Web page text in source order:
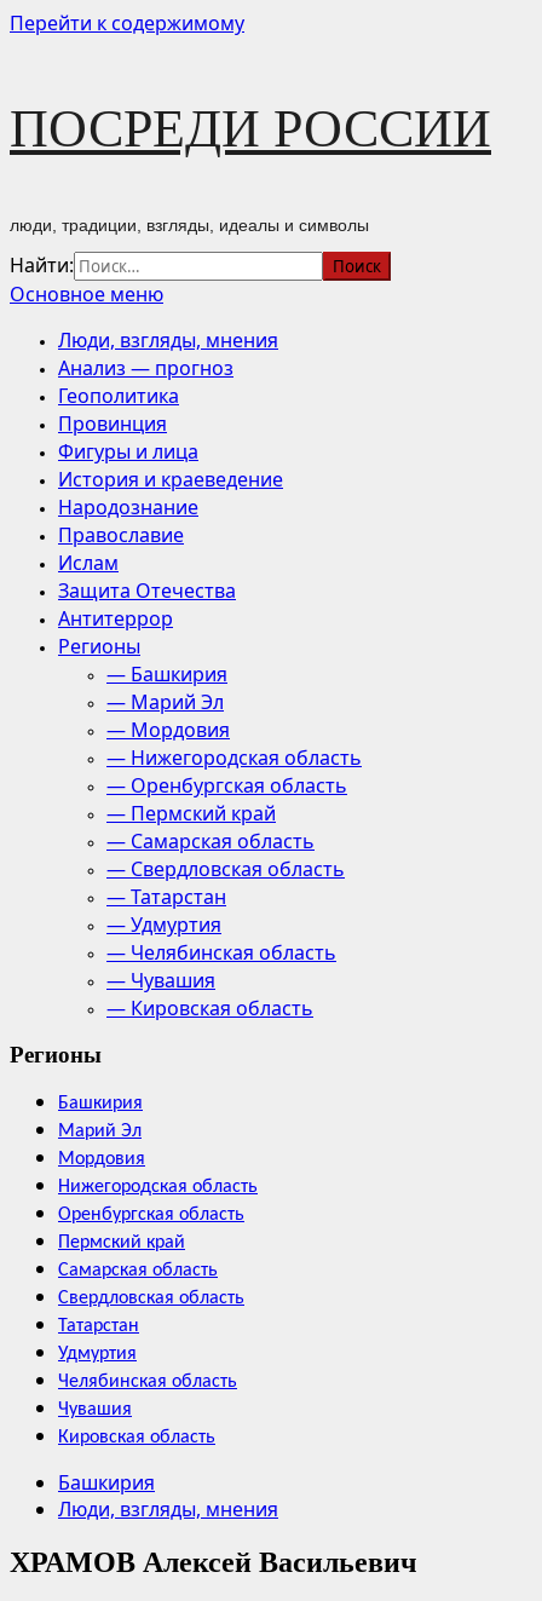
Перейти к содержимому
ПОСРЕДИ РОССИИ
люди, традиции, взгляды, идеалы и символы
Найти:
Основное меню
Люди, взгляды, мнения
Анализ — прогноз
Геополитика
Провинция
Фигуры и лица
История и краеведение
Народознание
Православие
Ислам
Защита Отечества
Антитеррор
Регионы
— Башкирия
— Марий Эл
— Мордовия
— Нижегородская область
— Оренбургская область
— Пермский край
— Самарская область
— Свердловская область
— Татарстан
— Удмуртия
— Челябинская область
— Чувашия
— Кировская область
Регионы
Башкирия
Марий Эл
Мордовия
Нижегородская область
Оренбургская область
Пермский край
Самарская область
Свердловская область
Татарстан
Удмуртия
Челябинская область
Чувашия
Кировская область
Башкирия
Люди, взгляды, мнения
ХРАМОВ Алексей Васильевич